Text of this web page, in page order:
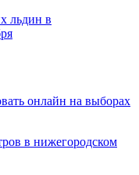
льдин в
онлайн на выборах
в нижегородском